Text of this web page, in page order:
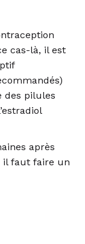
cas-là, il est
des pilules
après
il faut faire un